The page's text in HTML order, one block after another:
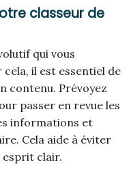
classeur de
qui vous
il est essentiel de
contenu. Prévoyez
passer en revue les
informations et
Cela aide à éviter
esprit clair.